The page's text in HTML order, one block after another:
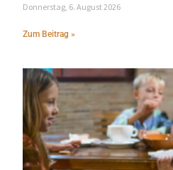
Donnerstag, 6. August 2026
Zum Beitrag »